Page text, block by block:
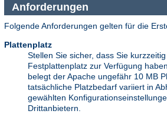
Anforderungen
Folgende Anforderungen gelten für die
Plattenplatz
Stellen Sie sicher, dass Sie
Festplattenplatz zur Verfügung
belegt der Apache ungefähr 10 MB
tatsächliche Platzbedarf variiert in
gewählten
Drittanbietern.